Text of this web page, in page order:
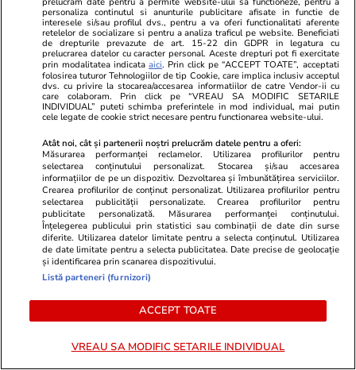
Evident și investițiile naționale în infrastructură
de acest gen ar trebui să fie încurajate, inclusiv
prin excluderea de la calculul deficitului.
Cât privește turismul, un sector critic în Europa,
nu știu ce va mai rămâne din el după colapsul
companiilor aeriene și poate că nu e cel mai rău
lucru, dat fiind cât de nesustenabile erau. Până
și cele mai solide companii aeriene (gen
Quantas) pot evita falimentul doar timp de trei
luni la actualul nivel de carantinare.
Soluția rațională este o
rețea europeană de trenuri
de mare viteză și de noapte,
operate în regim de serviciu
personaliza continutul si anunturile publicitare afisate in functie de
interesele si/sau profilul dvs., pentru a va oferi functionalitati aferente
retelelor de socializare si pentru a analiza traficul pe website. Beneficiati
de drepturile prevazute de art. 15-22 din GDPR in legatura cu
prelucrarea datelor cu caracter personal. Aceste drepturi pot fi exercitate
prin modalitatea indicataaici. Prin click pe “ACCEPT TOATE”, acceptati
folosirea tuturor Tehnologiilor de tip Cookie, care implica inclusiv acceptul
dvs. cu privire la stocarea/accesarea informatiilor de catre Vendor-ii cu
care colaboram. Prin click pe “VREAU SA MODIFIC SETARILE
INDIVIDUAL” puteti schimba preferintele in mod individual, mai putin
cele legate de cookie strict necesare pentru functionarea website-ului.
Atât noi, cât și partenerii noștri prelucrăm datele pentru a oferi:
Măsurarea performanței reclamelor. Utilizarea profilurilor pentru
selectarea conținutului personalizat. Stocarea și/sau accesarea
informațiilor de pe un dispozitiv. Dezvoltarea și îmbunătățirea serviciilor.
Crearea profilurilor de conținut personalizat. Utilizarea profilurilor pentru
selectarea publicității personalizate. Crearea profilurilor pentru
publicitate personalizată. Măsurarea performanței conținutului.
Înțelegerea publicului prin statistici sau combinații de date din surse
diferite. Utilizarea datelor limitate pentru a selecta conținutul. Utilizarea
de date limitate pentru a selecta publicitatea. Date precise de geolocație
și identificarea prin scanarea dispozitivului.
Listă parteneri (furnizori)
ACCEPT TOATE
VREAU SA MODIFIC SETARILE INDIVIDUAL